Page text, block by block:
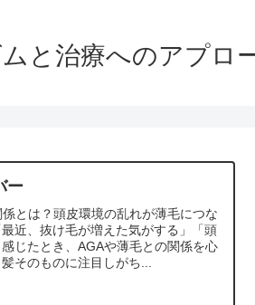
と治療へのアプロ
ー
とは？頭皮環境の乱れが薄毛につな
近、抜け毛が増えた気がする」「頭
じたとき、AGAや薄毛との関係を心
そのものに注目しがち...